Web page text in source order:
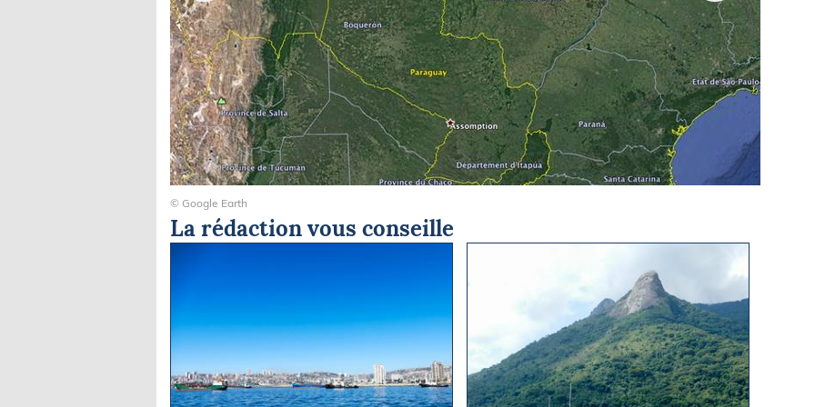
Un poisson chien © Michel Ulrich
La rédaction vous conseille